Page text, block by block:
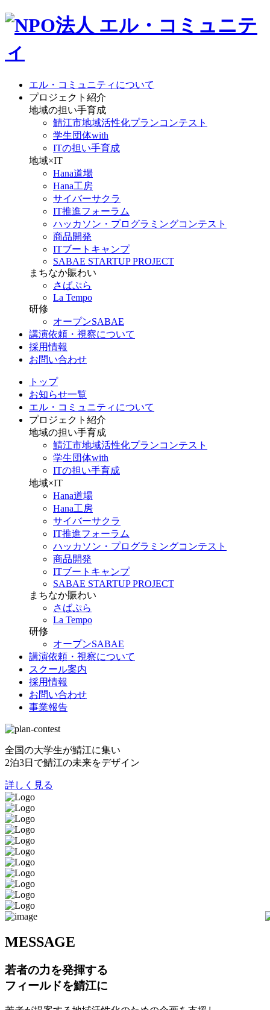
エル・コミュニティについて
プロジェクト紹介
地域の担い手育成
鯖江市地域活性化プランコンテスト
学生団体with
ITの担い手育成
地域×IT
Hana道場
Hana工房
サイバーサクラ
IT推進フォーラム
ハッカソン・プログラミングコンテスト
商品開発
ITブートキャンプ
SABAE STARTUP PROJECT
まちなか賑わい
さばぷら
La Tempo
研修
オープンSABAE
講演依頼・視察について
採用情報
お問い合わせ
トップ
お知らせ一覧
エル・コミュニティについて
プロジェクト紹介
地域の担い手育成
鯖江市地域活性化プランコンテスト
学生団体with
ITの担い手育成
地域×IT
Hana道場
Hana工房
サイバーサクラ
IT推進フォーラム
ハッカソン・プログラミングコンテスト
商品開発
ITブートキャンプ
SABAE STARTUP PROJECT
まちなか賑わい
さばぷら
La Tempo
研修
オープンSABAE
講演依頼・視察について
スクール案内
採用情報
お問い合わせ
事業報告
全国の大学生が鯖江に集い
2泊3日で鯖江の未来をデザイン
詳しく見る
MESSAGE
若者の力を発揮する
フィールドを鯖江に